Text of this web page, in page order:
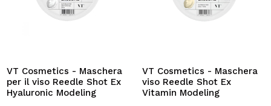
VT Cosmetics - Maschera
per il viso Reedle Shot Ex
Hyaluronic Modeling
VT Cosmetics - Maschera
viso Reedle Shot Ex
Vitamin Modeling